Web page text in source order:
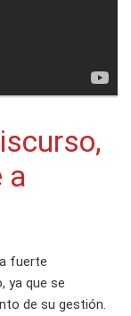
a
fuerte
ya que se
de su gestión.